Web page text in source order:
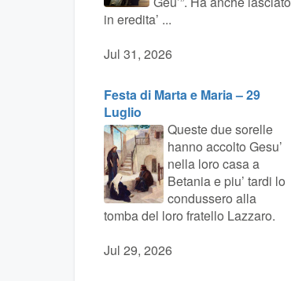
in eredita’ ...
Jul 31, 2026
Festa di Marta e Maria – 29
Luglio
Queste due sorelle
hanno accolto Gesu’
nella loro casa a
Betania e piu’ tardi lo
condussero alla
tomba del loro fratello Lazzaro.
Jul 29, 2026